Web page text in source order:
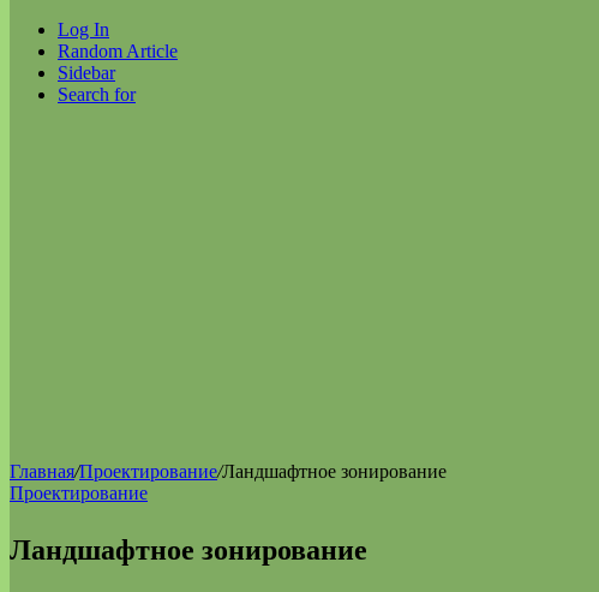
Log In
Random Article
Sidebar
Search for
Главная/Проектирование/Ландшафтное зонирование
Проектирование
Ландшафтное зонирование